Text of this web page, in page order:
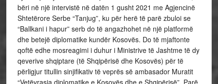
bëri në një intervistë në datën 1 gusht 2021 me Agjencinë
Shtetërore Serbe “Tanjug”, ku për herë të parë zbuloi se
“Ballkani i hapur” serb do të angazhohet në një platformë
dhe betejë diplomatike kundër Kosovës. Do të mjaftonte
qoftë edhe mosreagimi i duhur i Ministrive të Jashtme të dy
qeverive shqiptare (të Shqipërisë dhe Kosovës) për të
përligjur titullin sinjifikativ të veprës së ambasador Muratit
“Vetëvrasja diplomatike e Kosovës dhe e Shqipërisë”. Parë